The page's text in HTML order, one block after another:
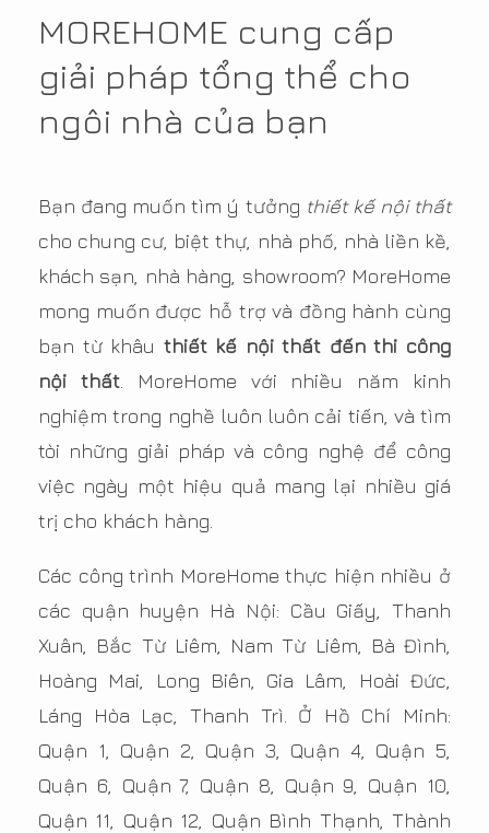
MOREHOME cung cấp
giải pháp tổng thể cho
ngôi nhà của bạn
Bạn đang muốn tìm ý tưởng thiết kế nội thất
cho chung cư, biệt thự, nhà phố, nhà liền kề,
khách sạn, nhà hàng, showroom? MoreHome
mong muốn được hỗ trợ và đồng hành cùng
bạn từ khâu thiết kế nội thất đến thi công
nội thất. MoreHome với nhiều năm kinh
nghiệm trong nghề luôn luôn cải tiến, và tìm
tòi những giải pháp và công nghệ để công
việc ngày một hiệu quả mang lại nhiều giá
trị cho khách hàng.
Các công trình MoreHome thực hiện nhiều ở
các quận huyện Hà Nội: Cầu Giấy, Thanh
Xuân, Bắc Từ Liêm, Nam Từ Liêm, Bà Đình,
Hoàng Mai, Long Biên, Gia Lâm, Hoài Đức,
Láng Hòa Lạc, Thanh Trì. Ở Hồ Chí Minh:
Quận 1, Quận 2, Quận 3, Quận 4, Quận 5,
Quận 6, Quận 7, Quận 8, Quận 9, Quận 10,
Quận 11, Quận 12, Quận Bình Thạnh, Thành